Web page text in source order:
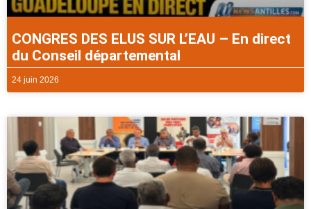
CONGRES DES ELUS SUR L’EAU – En direct
du Conseil départemental
24 juin 2026